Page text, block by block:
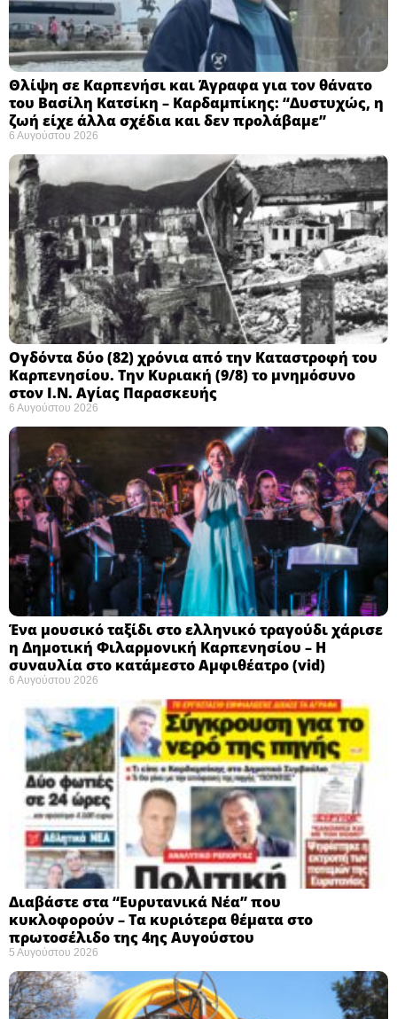
Θλίψη σε Καρπενήσι και Άγραφα για τον θάνατο
του Βασίλη Κατσίκη – Καρδαμπίκης: “Δυστυχώς, η
ζωή είχε άλλα σχέδια και δεν προλάβαμε”
6 Αυγούστου 2026
Ογδόντα δύο (82) χρόνια από την Καταστροφή του
Καρπενησίου. Την Κυριακή (9/8) το μνημόσυνο
στον Ι.Ν. Αγίας Παρασκευής
6 Αυγούστου 2026
Ένα μουσικό ταξίδι στο ελληνικό τραγούδι χάρισε
η Δημοτική Φιλαρμονική Καρπενησίου – Η
συναυλία στο κατάμεστο Αμφιθέατρο (vid)
6 Αυγούστου 2026
Διαβάστε στα “Ευρυτανικά Νέα” που
κυκλοφορούν – Τα κυριότερα θέματα στο
πρωτοσέλιδο της 4ης Αυγούστου
5 Αυγούστου 2026